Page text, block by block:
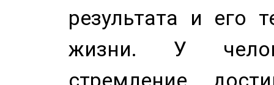
результата и его
жизни. У